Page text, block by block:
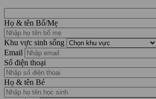
Họ & tên Bố/Mẹ
Khu vực sinh sống
Email
Số điện thoại
Họ & tên Bé